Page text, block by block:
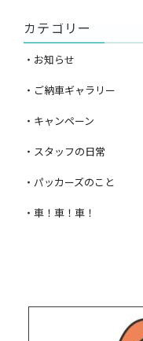
カテゴリー
・お知らせ
・ご納車ギャラリー
・キャンペーン
・スタッフの日常
・パッカーズのこと
・車！車！車！